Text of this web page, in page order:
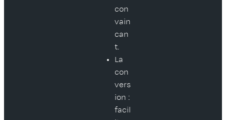
con
vain
can
t.
La
con
vers
ion :
facil